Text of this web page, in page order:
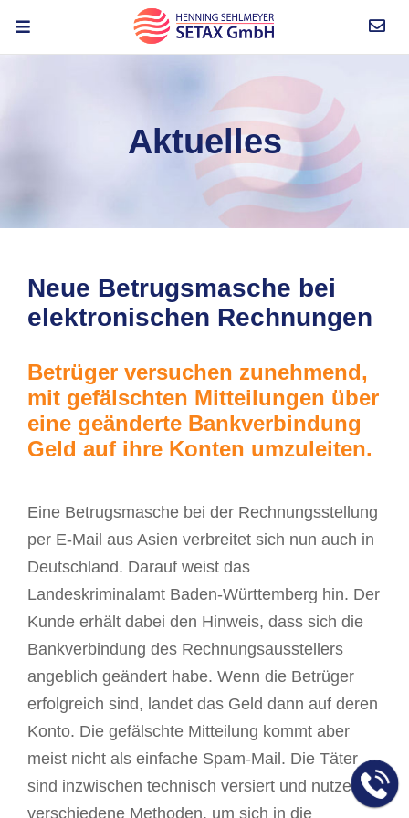
Aktuelles
Neue Betrugsmasche bei
elektronischen Rechnungen
Betrüger versuchen zunehmend,
mit gefälschten Mitteilungen über
eine geänderte Bankverbindung
Geld auf ihre Konten umzuleiten.
Eine Betrugsmasche bei der Rechnungsstellung
per E-Mail aus Asien verbreitet sich nun auch in
Deutschland. Darauf weist das
Landeskriminalamt Baden-Württemberg hin. Der
Kunde erhält dabei den Hinweis, dass sich die
Bankverbindung des Rechnungsausstellers
angeblich geändert habe. Wenn die Betrüger
erfolgreich sind, landet das Geld dann auf deren
Konto. Die gefälschte Mitteilung kommt aber
meist nicht als einfache Spam-Mail. Die Täter
sind inzwischen technisch versiert und nutzen
verschiedene Methoden, um sich in die